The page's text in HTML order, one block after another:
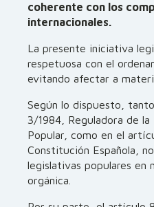
coherente con los
internacionales.
La presente iniciativa
respetuosa con el
evitando afectar a
Según lo dispuesto,
3/1984, Reguladora de
Popular, como en el
Constitución Española,
legislativas populares en
orgánica.